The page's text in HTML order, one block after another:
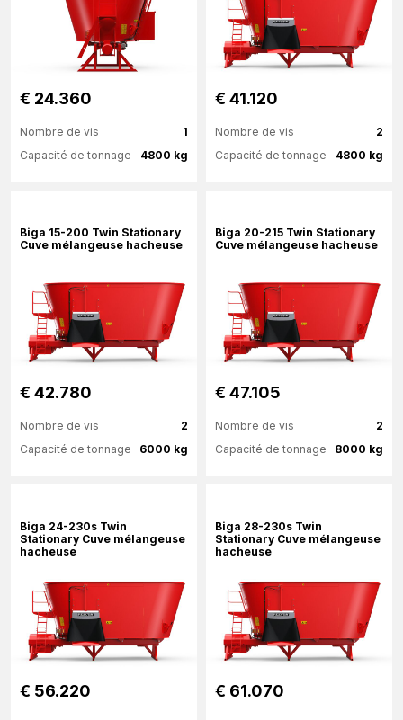
€ 24.360
1
Nombre de vis
4800 kg
Capacité de tonnage
€ 41.120
2
Nombre de vis
4800 kg
Capacité de tonnage
Biga 15-200 Twin Stationary
Cuve mélangeuse hacheuse
€ 42.780
2
Nombre de vis
6000 kg
Capacité de tonnage
Biga 20-215 Twin Stationary
Cuve mélangeuse hacheuse
€ 47.105
2
Nombre de vis
8000 kg
Capacité de tonnage
Biga 24-230s Twin
Stationary Cuve mélangeuse
hacheuse
€ 56.220
Biga 28-230s Twin
Stationary Cuve mélangeuse
hacheuse
€ 61.070